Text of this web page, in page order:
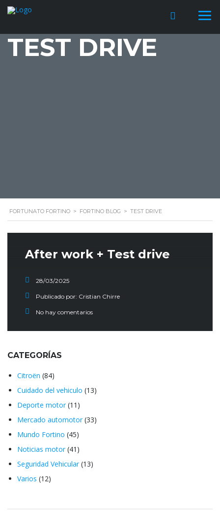
TEST DRIVE
FORTUNATO FORTINO > FORTINO BLOG > TEST DRIVE
After work + Test drive
28/03/2025
Publicado por: Cristian Chirre
No hay comentarios
CATEGORÍAS
Citroën (84)
Cuidado del vehiculo (13)
Deporte motor(11)
Mercado automotor(33)
Mundo Fortino (45)
Noticias motor(41)
Seguridad Vehicular(13)
Varios (12)